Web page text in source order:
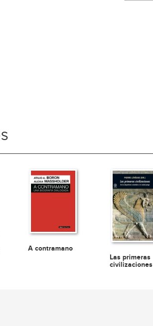
A contramano
Las primeras
civilizaciones